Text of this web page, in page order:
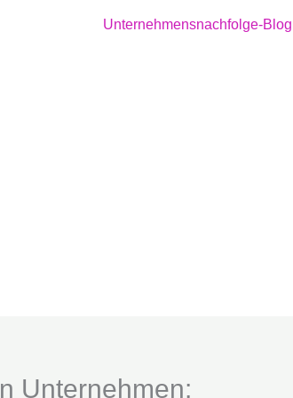
Unternehmensnachfolge-Blog
Unternehmen: